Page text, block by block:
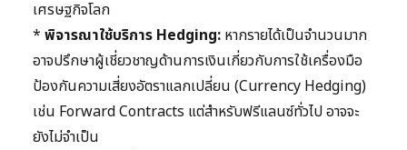
เศรษฐกิจโลก
* พิจารณาใช้บริการ Hedging: หากรายได้เป็นจำนวนมาก
อาจปรึกษาผู้เชี่ยวชาญด้านการเงินเกี่ยวกับการใช้เครื่องมือ
ป้องกันความเสี่ยงอัตราแลกเปลี่ยน (Currency Hedging)
เช่น Forward Contracts แต่สำหรับฟรีแลนซ์ทั่วไป อาจจะ
ยังไม่จำเป็น